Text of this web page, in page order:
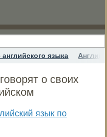
языка
о своих
язык по